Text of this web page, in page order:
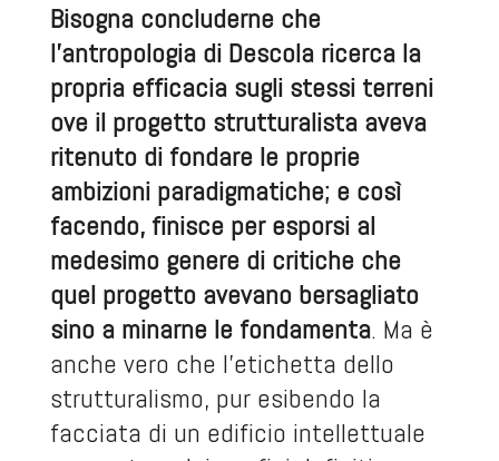
Bisogna concluderne che
l’antropologia di Descola ricerca la
propria efficacia sugli stessi terreni
ove il progetto strutturalista aveva
ritenuto di fondare le proprie
ambizioni paradigmatiche; e così
facendo, finisce per esporsi al
medesimo genere di critiche che
quel progetto avevano bersagliato
sino a minarne le fondamenta. Ma è
anche vero che l’etichetta dello
strutturalismo, pur esibendo la
facciata di un edificio intellettuale